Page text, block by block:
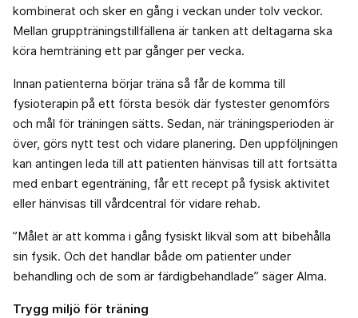
kombinerat och sker en gång i veckan under tolv veckor.
Mellan gruppträningstillfällena är tanken att deltagarna ska
köra hemträning ett par gånger per vecka.
Innan patienterna börjar träna så får de komma till
fysioterapin på ett första besök där fystester genomförs
och mål för träningen sätts. Sedan, när träningsperioden är
över, görs nytt test och vidare planering. Den uppföljningen
kan antingen leda till att patienten hänvisas till att fortsätta
med enbart egenträning, får ett recept på fysisk aktivitet
eller hänvisas till vårdcentral för vidare rehab.
”Målet är att komma i gång fysiskt likväl som att bibehålla
sin fysik. Och det handlar både om patienter under
behandling och de som är färdigbehandlade” säger Alma.
Trygg miljö för träning